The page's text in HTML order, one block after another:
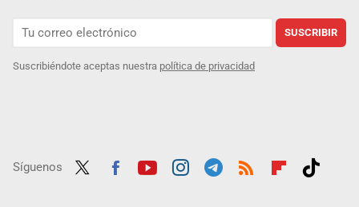
SUSCRIBIR
Suscribiéndote aceptas nuestra política de privacidad
Síguenos